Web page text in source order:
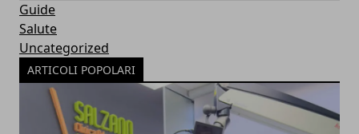
Guide
Salute
Uncategorized
ARTICOLI POPOLARI